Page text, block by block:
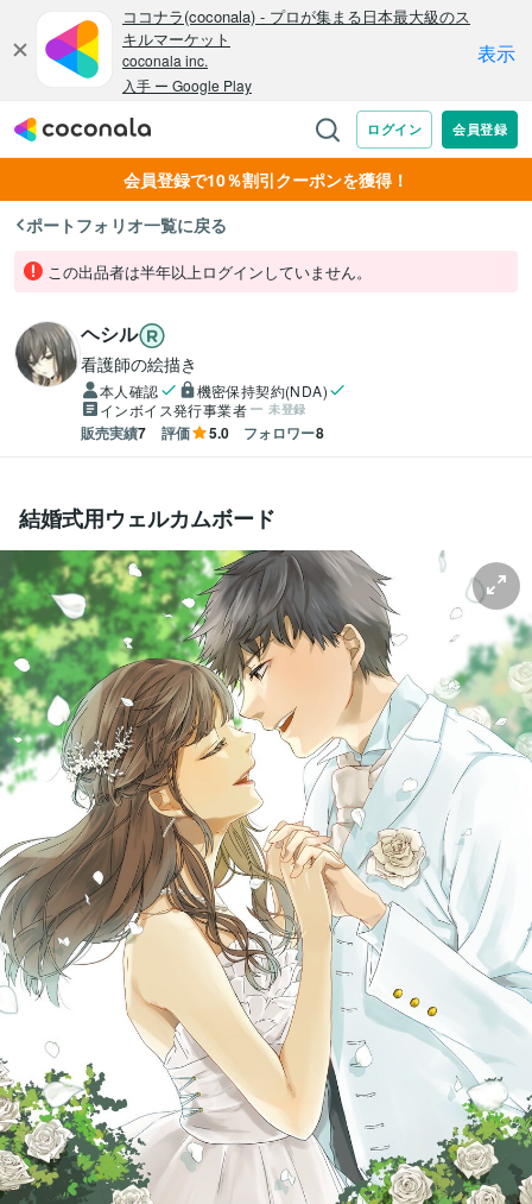
会員登録で10％割引クーポンを獲得！
ポートフォリオ一覧に戻る
この出品者は半年以上ログインしていません。
ヘシル
看護師の絵描き
本人確認
機密保持契約(NDA)
インボイス発行事業者
未登録
販売実績7 評価 5.0 フォロワー8
結婚式用ウェルカムボード